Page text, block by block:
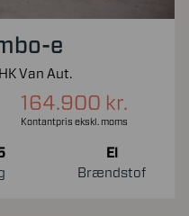
e
Van Aut.
164.900 kr.
Kontantpris ekskl. moms
El
Brændstof